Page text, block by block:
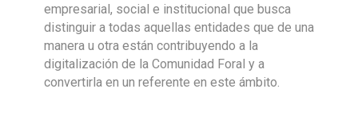
empresarial, social e institucional que busca
distinguir a todas aquellas entidades que de una
manera u otra están contribuyendo a la
digitalización de la Comunidad Foral y a
convertirla en un referente en este ámbito.